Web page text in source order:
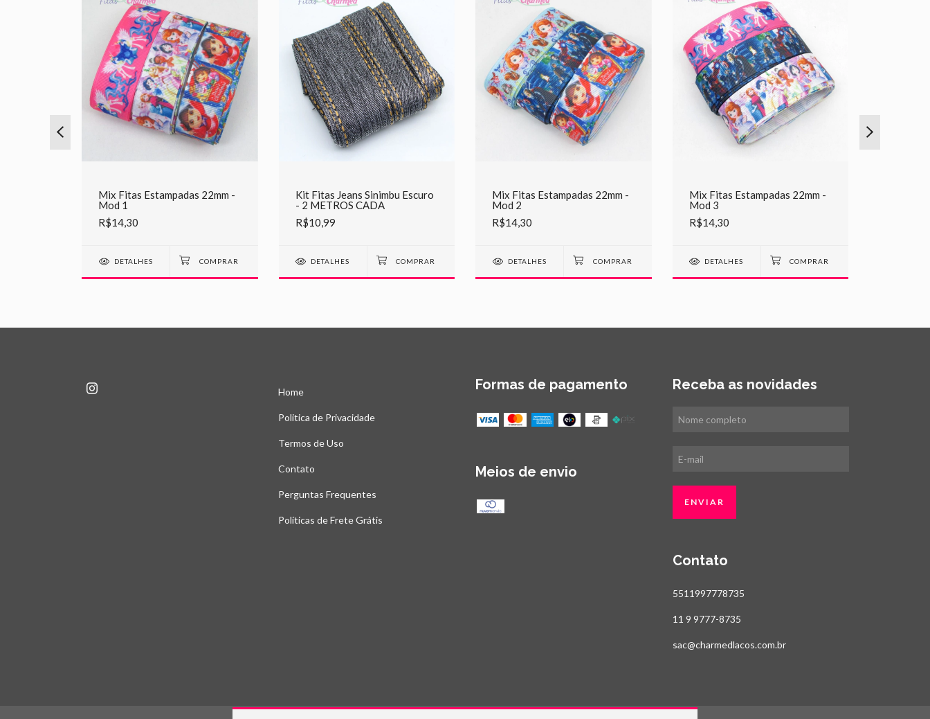
Mix Fitas Estampadas 22mm -
Mod 1
R$14,30
DETALHES
Kit Fitas Jeans Sinimbu Escuro
- 2 METROS CADA
R$10,99
DETALHES
Mix Fitas Estampadas 22mm -
Mod 2
R$14,30
DETALHES
Mix Fitas Estampadas 22mm -
Mod 3
R$14,30
DETALHES
Home
Politica de Privacidade
Termos de Uso
Contato
Perguntas Frequentes
Políticas de Frete Grátis
Formas de pagamento
Meios de envio
Receba as novidades
Contato
5511997778735
11 9 9777-8735
sac@charmedlacos.com.br